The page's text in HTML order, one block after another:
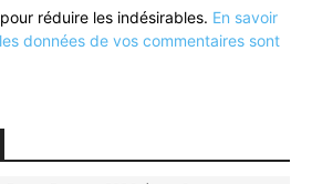
réduire les indésirables. En savoir
données de vos commentaires sont